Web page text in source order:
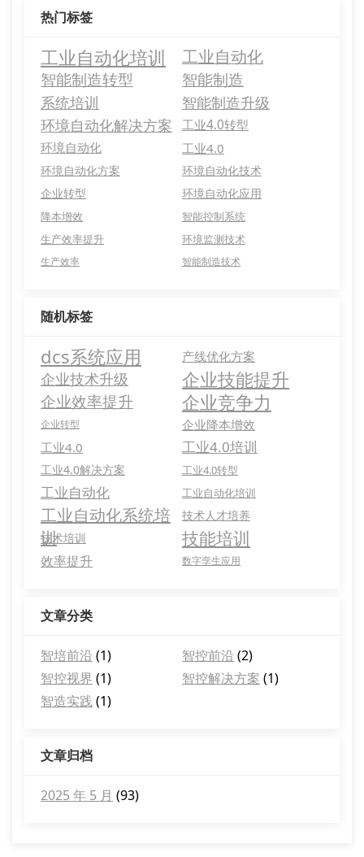
热门标签
工业自动化培训
工业自动化
智能制造转型
智能制造
系统培训 智能制造升级
环境自动化解决方案
工业4.0转型
环境自动化
工业4.0
环境自动化方案
环境自动化技术
企业转型
环境自动化应用
降本增效
智能控制系统
生产效率提升
环境监测技术
生产效率 智能制造技术
随机标签
dcs系统应用 产线优化方案
企业技术升级 企业技能提升
企业效率提升 企业竞争力
企业转型
企业降本增效
工业4.0
工业4.0培训
工业4.0解决方案 工业4.0转型
工业自动化 工业自动化培训
工业自动化系统培
训
技术人才培养
技术培训
技能培训
效率提升 数字孪生应用
文章分类
智培前沿 (1) 智控前沿 (2)
智控视界 (1) 智控解决方案 (1)
智造实践(1)
文章归档
2025 年 5 月 (93)